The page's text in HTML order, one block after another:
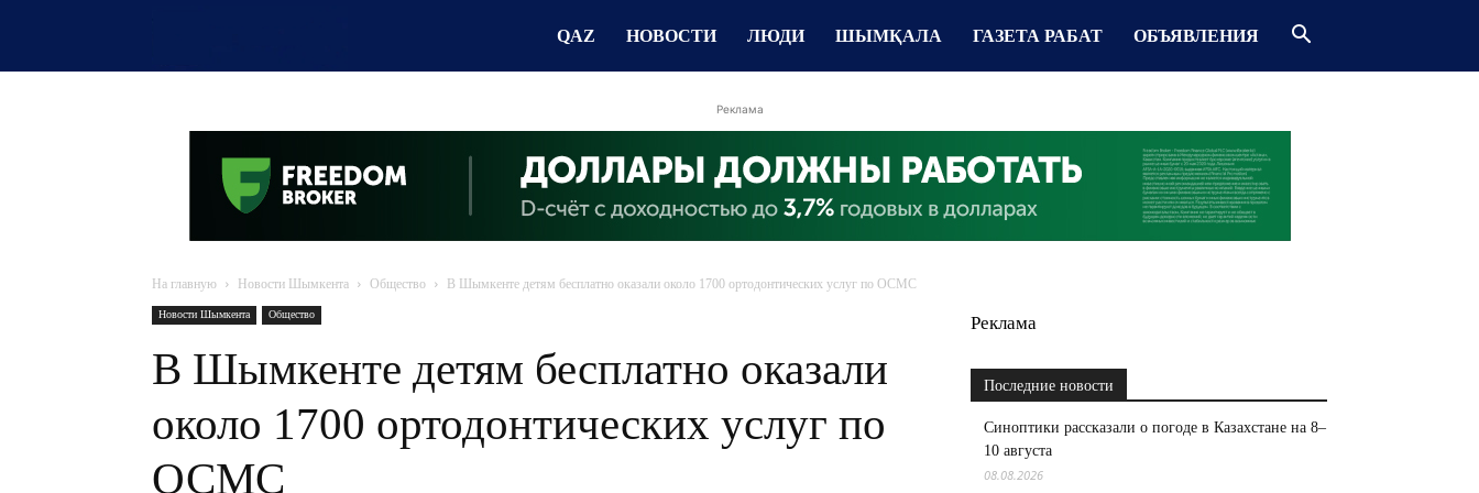
QAZ НОВОСТИ ЛЮДИ ШЫМҚАЛА ГАЗЕТА РАБАТ ОБЪЯВЛЕНИЯ
Реклама
На главную Новости Шымкента Общество В Шымкенте детям бесплатно оказали около 1700 ортодонтических услуг по ОСМС
Новости Шымкента Общество
В Шымкенте детям бесплатно оказали
около 1700 ортодонтических услуг по
ОСМС
Реклама
Последние новости
Синоптики рассказали о погоде в Казахстане на 8–
10 августа
08.08.2026